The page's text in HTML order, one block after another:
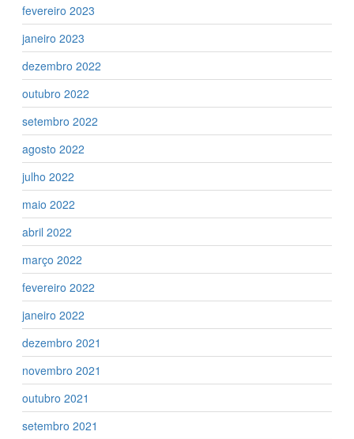
fevereiro 2023
janeiro 2023
dezembro 2022
outubro 2022
setembro 2022
agosto 2022
julho 2022
maio 2022
abril 2022
março 2022
fevereiro 2022
janeiro 2022
dezembro 2021
novembro 2021
outubro 2021
setembro 2021